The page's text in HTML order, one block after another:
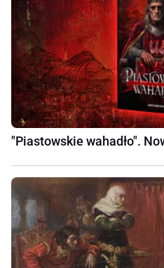
"Piastowskie wahadło".